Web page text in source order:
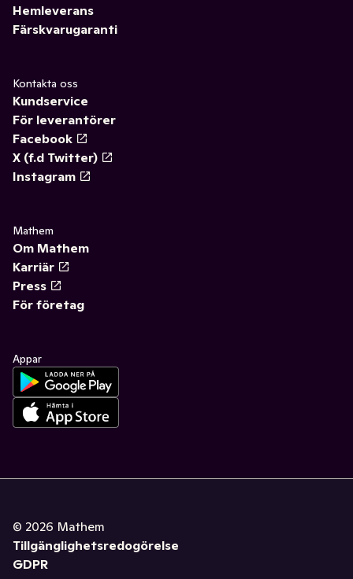
Hemleverans
Färskvarugaranti
Kontakta oss
Kundservice
För leverantörer
Facebook
X (f.d Twitter)
Instagram
Mathem
Om Mathem
Karriär
Press
För företag
Appar
© 2026 Mathem
Tillgänglighetsredogörelse
GDPR